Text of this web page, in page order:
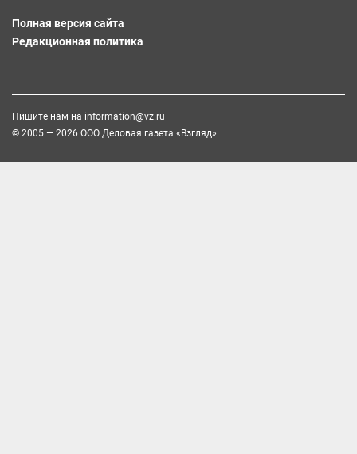
Полная версия сайта
Редакционная политика
Пишите нам на information@vz.ru
© 2005 — 2026 ООО Деловая газета «Взгляд»